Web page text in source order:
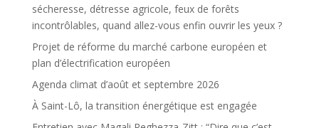
sécheresse, détresse agricole, feux de forêts
incontrôlables, quand allez-vous enfin ouvrir les yeux ?
Projet de réforme du marché carbone européen et
plan d’électrification européen
Agenda climat d’août et septembre 2026
À Saint-Lô, la transition énergétique est engagée